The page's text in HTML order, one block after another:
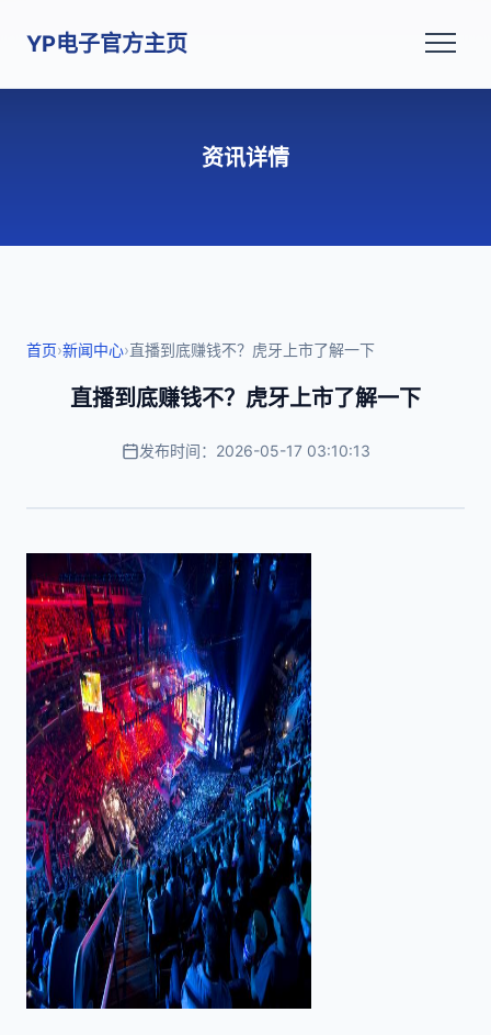
YP电子官方主页
资讯详情
首页›新闻中心›直播到底赚钱不？虎牙上市了解一下
直播到底赚钱不？虎牙上市了解一下
发布时间：2026-05-17 03:10:13